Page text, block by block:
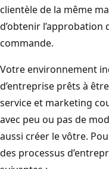
clientèle de la même
d’obtenir l’approbation
commande.
Votre environnement
d’entreprise prêts à
service et marketing
avec peu ou pas de
aussi créer le vôtre.
des processus